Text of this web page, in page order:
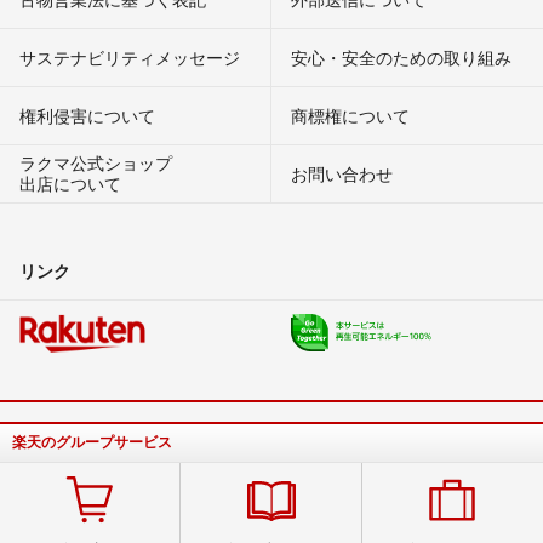
サステナビリティメッセージ 安心・安全のための取り組み
権利侵害について
商標権について
ラクマ公式ショップ
出店について
お問い合わせ
リンク
楽天のグループサービス